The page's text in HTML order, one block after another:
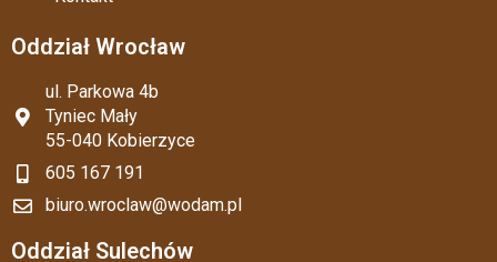
Oddział Wrocław
ul. Parkowa 4b
Tyniec Mały
55-040 Kobierzyce
605 167 191
biuro.wroclaw@wodam.pl
Oddział Sulechów